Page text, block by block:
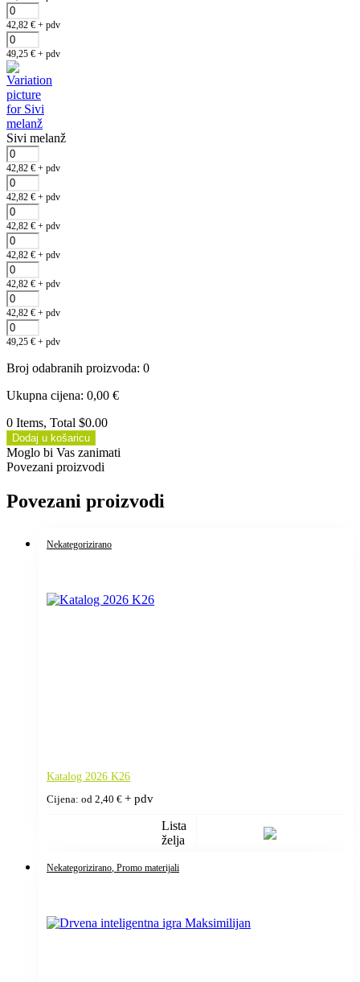
42,82 € + pdv
49,25 € + pdv
Sivi melanž
42,82 € + pdv
42,82 € + pdv
42,82 € + pdv
42,82 € + pdv
42,82 € + pdv
42,82 € + pdv
49,25 € + pdv
Broj odabranih proizvoda: 0
Ukupna cijena: 0,00 €
0 Items, Total $0.00
Dodaj u košaricu
Moglo bi Vas zanimati
Povezani proizvodi
Povezani proizvodi
Nekategorizirano
Katalog 2026 K26
Cijena: od 2,40 € + pdv
Lista
želja
Nekategorizirano , Promo materijali